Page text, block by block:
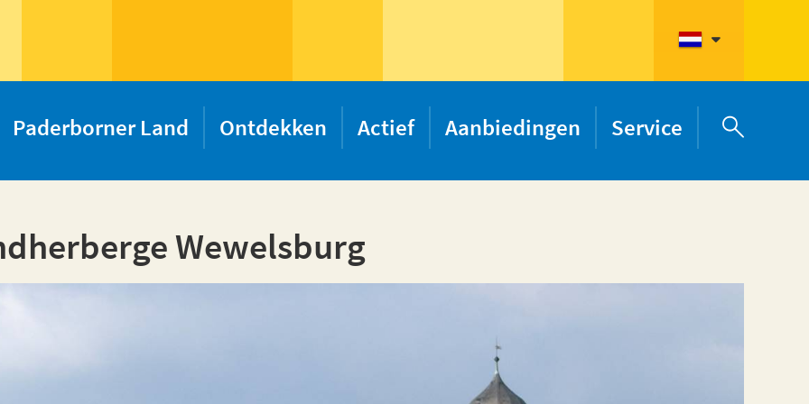

Paderborner Land Ontdekken Actief Aanbiedingen Service
Wewelsburg